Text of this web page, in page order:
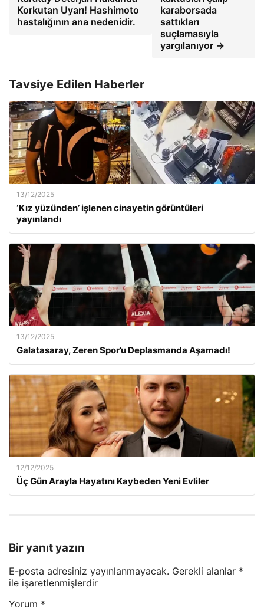
Korkutan Uyarı! Hashimoto
hastalığının ana nedenidir.
karaborsada
sattıkları
suçlamasıyla
yargılanıyor →
Tavsiye Edilen Haberler
13/12/2025
‘Kız yüzünden’ işlenen cinayetin görüntüleri
yayınlandı
13/12/2025
Galatasaray, Zeren Spor’u Deplasmanda Aşamadı!
12/12/2025
Üç Gün Arayla Hayatını Kaybeden Yeni Evliler
Bir yanıt yazın
E-posta adresiniz yayınlanmayacak. Gerekli alanlar *
ile işaretlenmişlerdir
Yorum *